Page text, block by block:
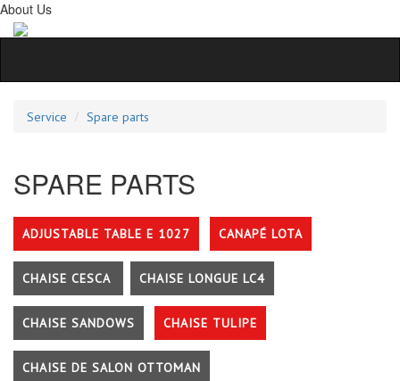
About Us
Service Spare parts
SPARE PARTS
ADJUSTABLE TABLE E 1027 CANAPÉ LOTA
CHAISE CESCA CHAISE LONGUE LC4
CHAISE SANDOWS CHAISE TULIPE
CHAISE DE SALON OTTOMAN